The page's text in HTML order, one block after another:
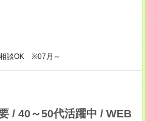
談OK ※07月～
/ 40～50代活躍中 / WEB